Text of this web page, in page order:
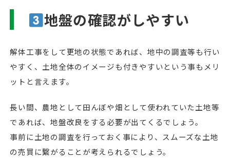
地盤の確認がしやすい
解体工事をして更地の状態であれば、地中の調査等も行い
やすく、土地全体のイメージも付きやすいという事もメリ
ットと言えます。
長い間、農地として田んぼや畑として使われていた土地等
であれば、地盤改良をする必要が出てくるでしょう。
事前に土地の調査を行っておく事により、スムーズな土地
の売買に繋がることが考えられるでしょう。